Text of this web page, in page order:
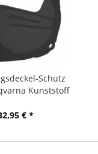
Schutz
Kunststoff
€ *